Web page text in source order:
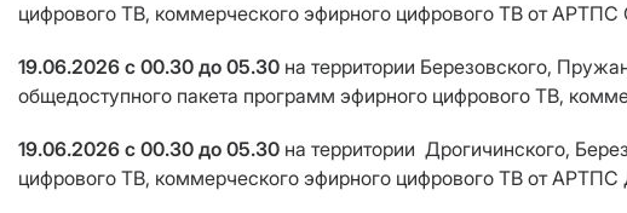
цифрового ТВ, коммерческого эфирного цифрового ТВ от АРТПС
19.06.2026 с 00.30 до 05.30 на территории Березовского,
общедоступного пакета программ эфирного цифрового ТВ,
19.06.2026 с 00.30 до 05.30 на территории Дрогичинского,
цифрового ТВ, коммерческого эфирного цифрового ТВ от АРТПС